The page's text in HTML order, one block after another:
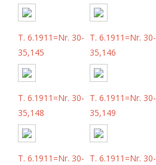
T. 6.1911=Nr. 30-
35,145
T. 6.1911=Nr. 30-
35,146
T. 6.1911=Nr. 30-
35,148
T. 6.1911=Nr. 30-
35,149
T. 6.1911=Nr. 30- T. 6.1911=Nr. 30-